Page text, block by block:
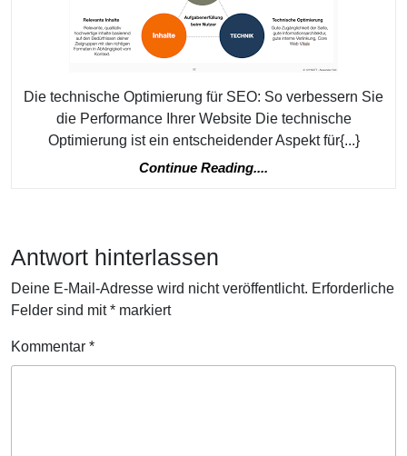
mit
SEO
Technische
Optimierung
Die technische Optimierung für SEO: So verbessern Sie
die Performance Ihrer Website Die technische
Optimierung ist ein entscheidender Aspekt für{...}
Continue Reading....
Antwort hinterlassen
Deine E-Mail-Adresse wird nicht veröffentlicht. Erforderliche
Felder sind mit* markiert
Kommentar *